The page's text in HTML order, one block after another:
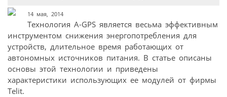
14 мая, 2014
Технология A-GPS является весьма эффективным
инструментом снижения энергопотребления для
устройств, длительное время работающих от
автономных источников питания. В статье описаны
основы этой технологии и приведены
характеристики использующих ее модулей от фирмы
Telit.